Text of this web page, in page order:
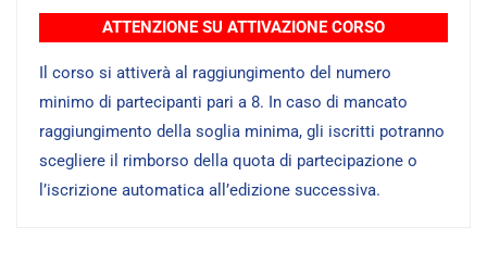
ATTENZIONE SU ATTIVAZIONE CORSO
Il corso si attiverà al raggiungimento del numero
minimo di partecipanti pari a 8. In caso di mancato
raggiungimento della soglia minima, gli iscritti potranno
scegliere il rimborso della quota di partecipazione o
l’iscrizione automatica all’edizione successiva.